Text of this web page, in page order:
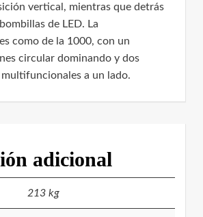
vertical, mientras que detrás
de LED. La
como de la 1000, con un
circular dominando y dos
a un lado.
adicional
213 kg